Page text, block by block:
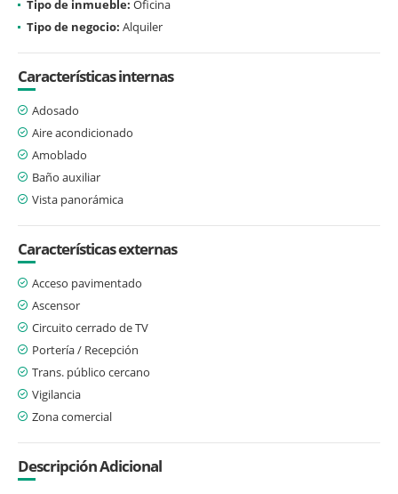
Tipo de inmueble: Oficina
Tipo de negocio: Alquiler
Características internas
Adosado
Aire acondicionado
Amoblado
Baño auxiliar
Vista panorámica
Características externas
Acceso pavimentado
Ascensor
Circuito cerrado de TV
Portería / Recepción
Trans. público cercano
Vigilancia
Zona comercial
Descripción Adicional